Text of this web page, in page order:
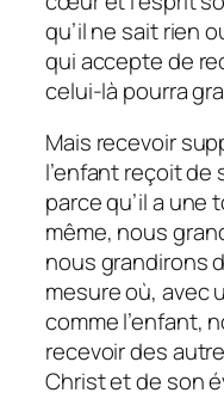
qu’il ne sait rien
qui accepte de
celui-là pourra
Mais recevoir
l’enfant reçoit de
parce qu’il a une
même, nous
nous grandirons
mesure où, avec
comme l’enfant,
recevoir des
Christ et de son